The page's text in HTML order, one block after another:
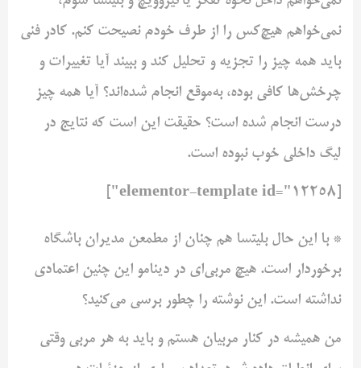
نمی‌خواهم هیچ‌کس را از طرف خودم نصیحت کنم. کادر فنی
باید همه چیز را تجزیه و تحلیل کند و ببیند آیا تغییرات و
چرخش‌ها کافی بوده، به‌موقع انجام شده‌اند؟ آیا همه چیز
درست انجام شده است؟ حقیقت این است که نتایج در
لیگ داخلی خوب نبوده است.
* با این حال بلیتسا هم چنان از مطمعن مدیران باشگاه
برخوردار است. هیچ مربی‌ای در دینامو این چنین اعتمادی
نداشته است. این نوشته را چطور برسی می‌کنید؟
من همیشه در کنار مربیان هستم و باید به هر مربی وقتی